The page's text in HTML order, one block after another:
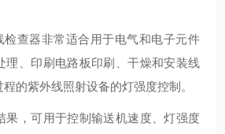
检查器非常适合用于电气和电子元件
理、印刷电路板印刷、干燥和安装线
的紫外线照射设备的灯强度控制。
果，可用于控制输送机速度、灯强度